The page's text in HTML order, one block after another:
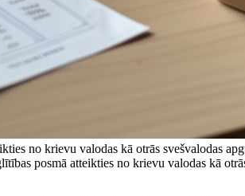
no krievu valodas kā otrās svešvalodas
posmā atteikties no krievu valodas kā